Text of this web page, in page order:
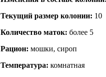
Текущий размер кoлонии: 10
Количество маток: более 5
Рацион: мошки, сироп
Температура: комнатная